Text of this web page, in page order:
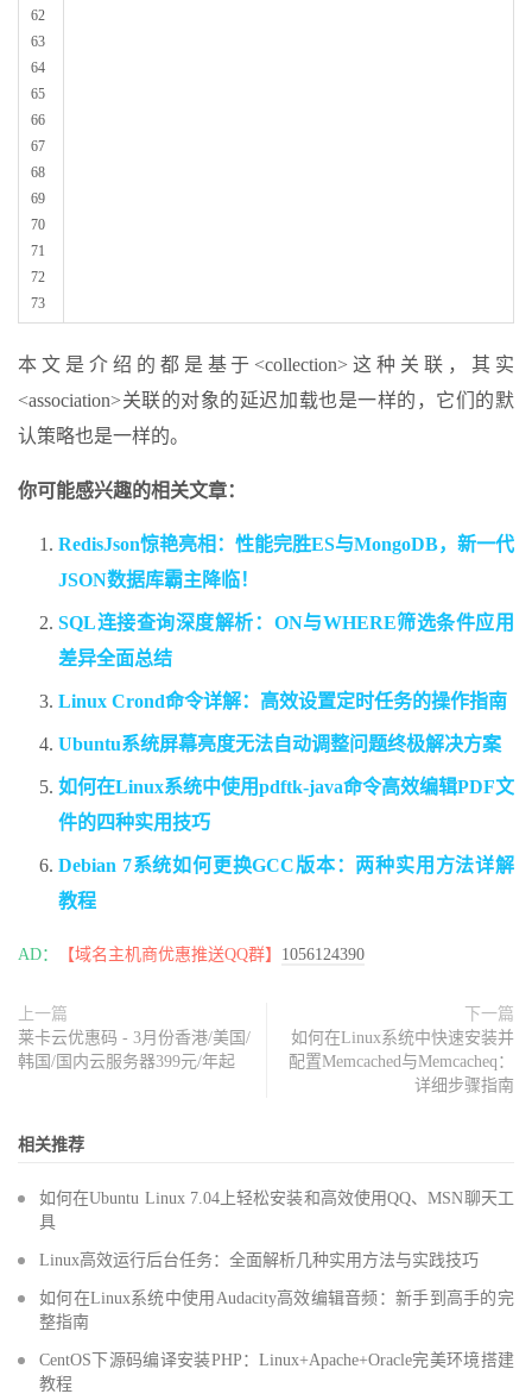
62
63
64
65
66
67
68
69
70
71
72
73
本文是介绍的都是基于<collection>这种关联，其实
<association>关联的对象的延迟加载也是一样的，它们的默
认策略也是一样的。
你可能感兴趣的相关文章：
RedisJson惊艳亮相：性能完胜ES与MongoDB，新一代
JSON数据库霸主降临！
SQL连接查询深度解析：ON与WHERE筛选条件应用
差异全面总结
Linux Crond命令详解：高效设置定时任务的操作指南
Ubuntu系统屏幕亮度无法自动调整问题终极解决方案
如何在Linux系统中使用pdftk-java命令高效编辑PDF文
件的四种实用技巧
Debian 7系统如何更换GCC版本：两种实用方法详解
教程
AD： 【域名主机商优惠推送QQ群】 1056124390
上一篇
莱卡云优惠码 - 3月份香港/美国/
韩国/国内云服务器399元/年起
下一篇
如何在Linux系统中快速安装并
配置Memcached与Memcacheq：
详细步骤指南
相关推荐
如何在Ubuntu Linux 7.04上轻松安装和高效使用QQ、MSN聊天工
具
Linux高效运行后台任务：全面解析几种实用方法与实践技巧
如何在Linux系统中使用Audacity高效编辑音频：新手到高手的完
整指南
CentOS下源码编译安装PHP：Linux+Apache+Oracle完美环境搭建
教程